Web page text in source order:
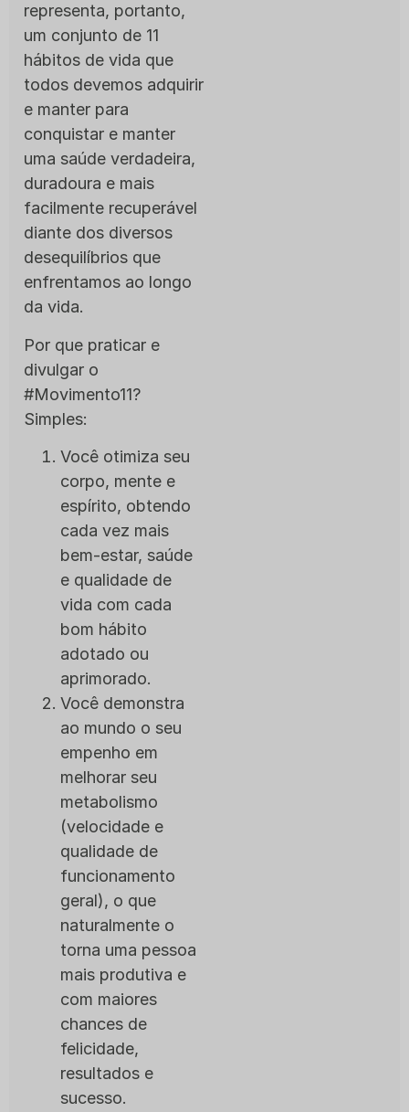
representa, portanto,
um conjunto de 11
hábitos de vida que
todos devemos adquirir
e manter para
conquistar e manter
uma saúde verdadeira,
duradoura e mais
facilmente recuperável
diante dos diversos
desequilíbrios que
enfrentamos ao longo
da vida.
Por que praticar e
divulgar o
#Movimento11?
Simples:
Você otimiza seu
corpo, mente e
espírito, obtendo
cada vez mais
bem-estar, saúde
e qualidade de
vida com cada
bom hábito
adotado ou
aprimorado.
Você demonstra
ao mundo o seu
empenho em
melhorar seu
metabolismo
(velocidade e
qualidade de
funcionamento
geral), o que
naturalmente o
torna uma pessoa
mais produtiva e
com maiores
chances de
felicidade,
resultados e
sucesso.